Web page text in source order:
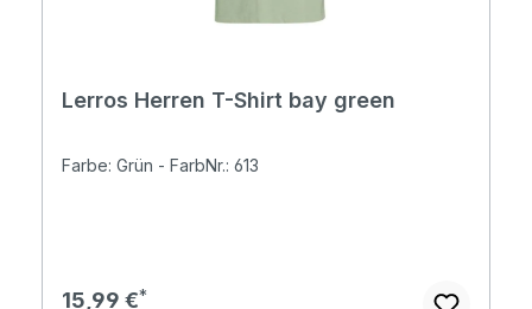
Lerros Herren T-Shirt bay green
Farbe: Grün - FarbNr.: 613
Regulärer Preis:
15,99 €